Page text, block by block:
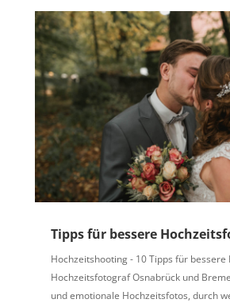
Tipps für bessere
Hochzeitshooting - 10 Tipps für bessere
Hochzeitsfotograf Osnabrück und
und emotionale Hochzeitsfotos, durch